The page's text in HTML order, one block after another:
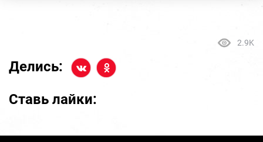
2.9K
Делись:
Ставь лайки: